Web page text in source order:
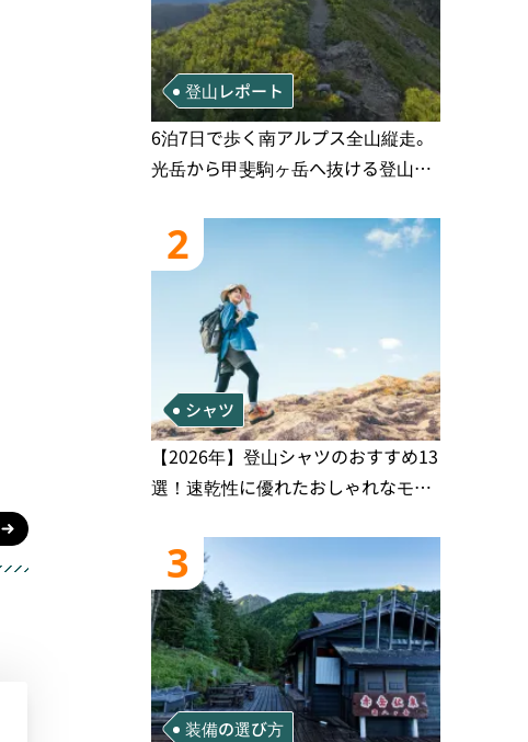
登山レポート
6泊7日で歩く南アルプス全山縦走。
光岳から甲斐駒ヶ岳へ抜ける登山の
2
シャツ
【2026年】登山シャツのおすすめ13
選！速乾性に優れたおしゃれなモデ
3
装備の選び方